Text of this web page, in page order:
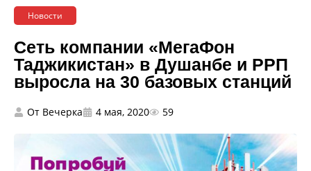
Новости
Сеть компании «МегаФон
Таджикистан» в Душанбе и РРП
выросла на 30 базовых станций
От Вечерка 4 мая, 2020 59